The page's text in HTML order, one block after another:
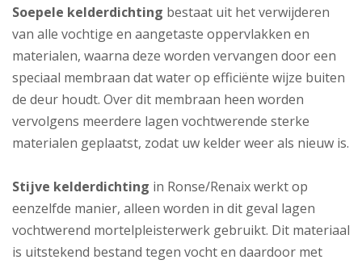
Soepele kelderdichting bestaat uit het verwijderen
van alle vochtige en aangetaste oppervlakken en
materialen, waarna deze worden vervangen door een
speciaal membraan dat water op efficiënte wijze buiten
de deur houdt. Over dit membraan heen worden
vervolgens meerdere lagen vochtwerende sterke
materialen geplaatst, zodat uw kelder weer als nieuw is.
Stijve kelderdichting in Ronse/Renaix werkt op
eenzelfde manier, alleen worden in dit geval lagen
vochtwerend mortelpleisterwerk gebruikt. Dit materiaal
is uitstekend bestand tegen vocht en daardoor met